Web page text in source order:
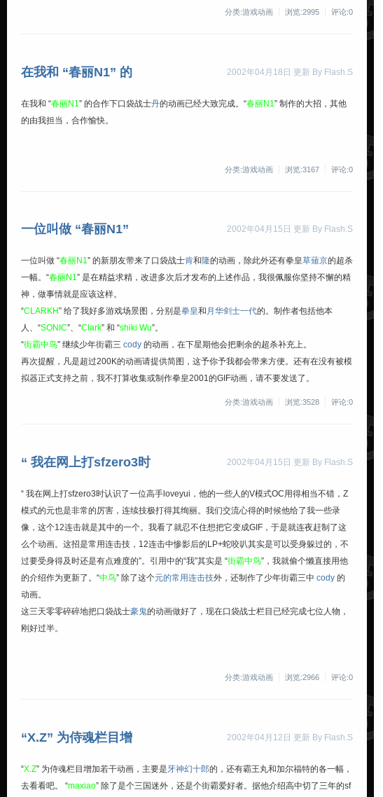
分类:游戏动画 浏览:2995 评论:0
2002年04月18日 更新 By Flash.S
在我和 “春丽N1” 的
在我和 “春丽N1 ” 的合作下口袋战士丹的动画已经大致完成。“春丽N1 ” 制作的大招，其他
的由我担当，合作愉快。
分类:游戏动画 浏览:3167 评论:0
2002年04月15日 更新 By Flash.S
一位叫做 “春丽N1”
一位叫做 “春丽N1” 的新朋友带来了口袋战士肯和隆的动画，除此外还有拳皇草薙京的超杀
一幅。“春丽N1” 是在精益求精，改进多次后才发布的上述作品，我很佩服你坚持不懈的精
神，做事情就是应该这样。
“CLARKH” 给了我好多游戏场景图，分别是拳皇和 月华剑士一代的。制作者包括他本
人、“SONIC”、“Clark” 和 “shiki Wu”。
“街霸中鸟” 继续少年街霸三 cody 的动画，在下星期他会把剩余的超杀补充上。
再次提醒，凡是超过200K的动画请提供简图，这予你予我都会带来方便。还有在没有被模
拟器正式支持之前，我不打算收集或制作拳皇2001的GIF动画，请不要发送了。
分类:游戏动画 浏览:3528 评论:0
2002年04月15日 更新 By Flash.S
“ 我在网上打sfzero3时
“ 我在网上打sfzero3时认识了一位高手loveyui，他的一些人的V模式OC用得相当不错，Z
模式的元也是非常的厉害，连续技极打得其绚丽。我们交流心得的时候他给了我一些录
像，这个12连击就是其中的一个。我看了就忍不住想把它变成GIF，于是就连夜赶制了这
么个动画。这招是常用连击技，12连击中惨影后的LP+蛇咬叭其实是可以受身躲过的，不
过要受身得及时还是有点难度的”。引用中的“我”其实是 “街霸中鸟”，我就偷个懒直接用他
的介绍作为更新了。“中鸟” 除了这个元的常用连击技外，还制作了少年街霸三中 cody 的
动画。
这三天零零碎碎地把口袋战士豪鬼的动画做好了，现在口袋战士栏目已经完成七位人物，
刚好过半。
分类:游戏动画 浏览:2966 评论:0
2002年04月12日 更新 By Flash.S
“X.Z” 为侍魂栏目增
“X.Z” 为侍魂栏目增加若干动画，主要是牙神幻十郎的，还有霸王丸和加尔福特的各一幅，
去看看吧。 “maxiao” 除了是个三国迷外，还是个街霸爱好者。据他介绍高中切了三年的sf